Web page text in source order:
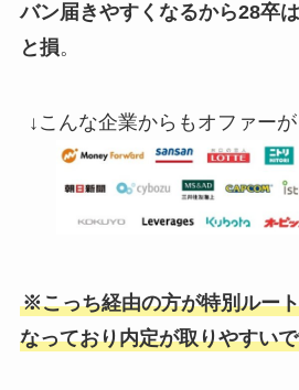
バン届きやすくなるから28卒
と損。
↓こんな企業からもオファー
※こっち経由の方が特別ルー
なっており内定が取りやすい